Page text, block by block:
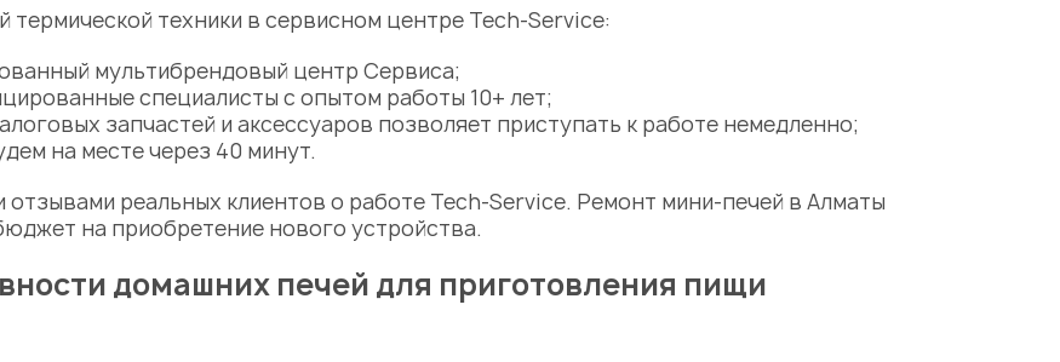
техники в сервисном центре Tech-Service:
мультибрендовый центр Сервиса;
специалисты с опытом работы 10+ лет;
запчастей и аксессуаров позволяет приступать к работе немедленно;
на месте через 40 минут.
реальных клиентов о работе Tech-Service. Ремонт мини-печей в Алматы
на приобретение нового устройства.
домашних печей для приготовления пищи